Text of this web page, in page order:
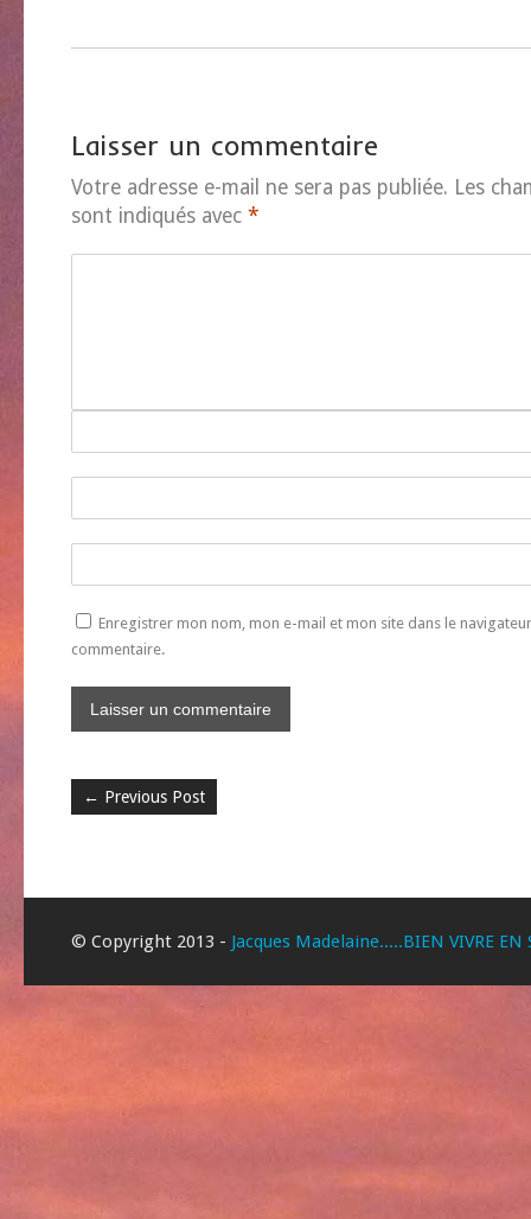
Laisser un commentaire
Votre adresse e-mail ne sera pas publiée. Les
sont indiqués avec *
Enregistrer mon nom, mon e-mail et mon site dans le
commentaire.
← Previous Post
© Copyright 2013 - Jacques Madelaine.....BIEN VIVRE EN